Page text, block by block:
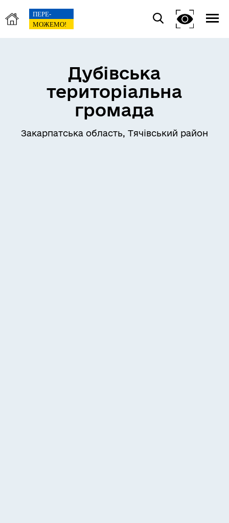
Дубівська
територіальна
громада
Закарпатська область, Тячівський район